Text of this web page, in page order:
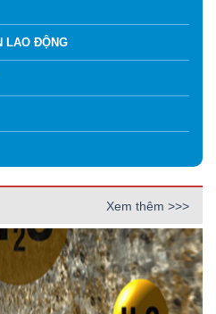
LAO ĐỘNG
Xem thêm >>>